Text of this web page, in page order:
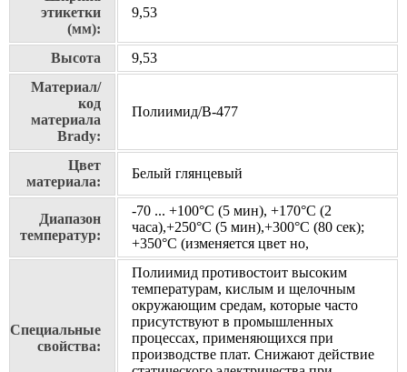
этикетки
(мм):
9,53
Высота
9,53
Материал/
код
материала
Brady:
Полиимид/В-477
Цвет
материала:
Белый глянцевый
Диапазон
температур:
-70 ... +100°С (5 мин), +170°С (2
часа),+250°С (5 мин),+300°С (80 сек);
+350°С (изменяется цвет но,
Специальные
свойства:
Полиимид противостоит высоким
температурам, кислым и щелочным
окружающим средам, которые часто
присутствуют в промышленных
процессах, применяющихся при
производстве плат. Cнижают действие